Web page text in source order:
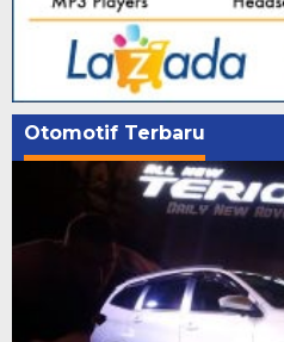
Otomotif Terbaru